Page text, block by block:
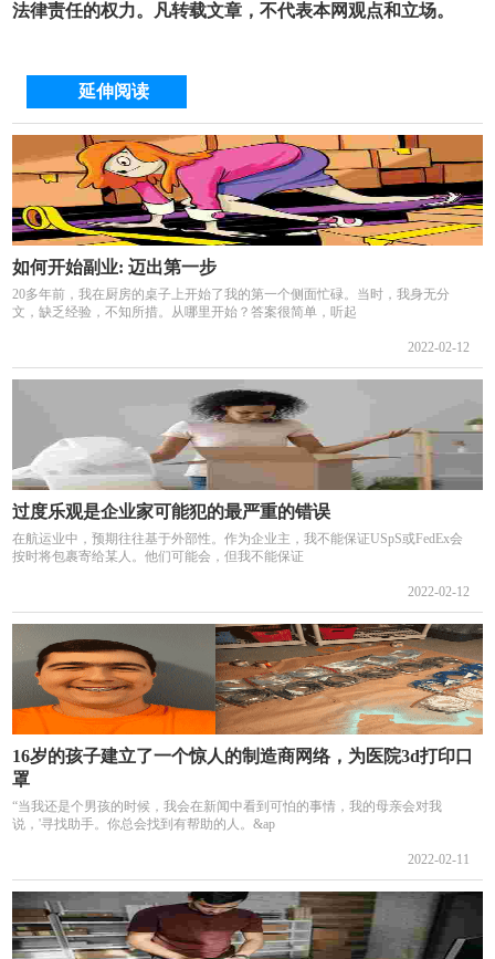
法律责任的权力。凡转载文章，不代表本网观点和立场。
延伸阅读
如何开始副业: 迈出第一步
20多年前，我在厨房的桌子上开始了我的第一个侧面忙碌。当时，我身无分
文，缺乏经验，不知所措。从哪里开始？答案很简单，听起
2022-02-12
过度乐观是企业家可能犯的最严重的错误
在航运业中，预期往往基于外部性。作为企业主，我不能保证USpS或FedEx会
按时将包裹寄给某人。他们可能会，但我不能保证
2022-02-12
16岁的孩子建立了一个惊人的制造商网络，为医院3d打印口
罩
“当我还是个男孩的时候，我会在新闻中看到可怕的事情，我的母亲会对我
说，'寻找助手。你总会找到有帮助的人。&ap
2022-02-11